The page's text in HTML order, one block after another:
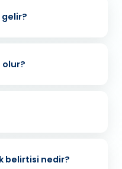
gelir?
olur?
belirtisi nedir?